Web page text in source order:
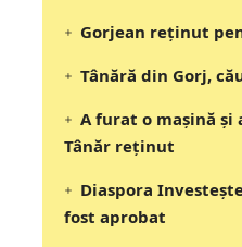
Gorjean reținut
Tânără din Gorj,
A furat o mașină
Tânăr reținut
Diaspora
fost aprobat